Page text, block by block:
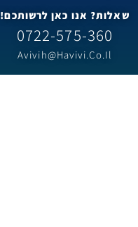
שאלות? אנו כאן לרשותכם!
0722-575-360
Avivih@havivi.co.il